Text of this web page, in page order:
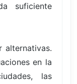
suficiente
alternativas.
en la
las